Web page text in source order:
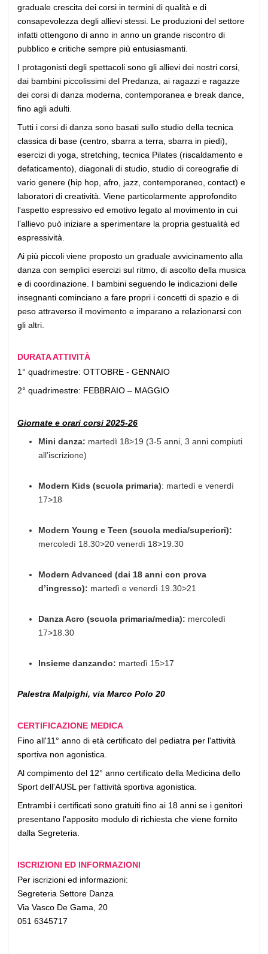
graduale crescita dei corsi in termini di qualità e di
consapevolezza degli allievi stessi. Le produzioni del settore
infatti ottengono di anno in anno un grande riscontro di
pubblico e critiche sempre più entusiasmanti.
I protagonisti degli spettacoli sono gli allievi dei nostri corsi,
dai bambini piccolissimi del Predanza, ai ragazzi e ragazze
dei corsi di danza moderna, contemporanea e break dance,
fino agli adulti.
Tutti i corsi di danza sono basati sullo studio della tecnica
classica di base (centro, sbarra a terra, sbarra in piedi),
esercizi di yoga, stretching, tecnica Pilates (riscaldamento e
defaticamento), diagonali di studio, studio di coreografie di
vario genere (hip hop, afro, jazz, contemporaneo, contact) e
laboratori di creatività. Viene particolarmente approfondito
l'aspetto espressivo ed emotivo legato al movimento in cui
l’allievo può iniziare a sperimentare la propria gestualità ed
espressività.
Ai più piccoli viene proposto un graduale avvicinamento alla
danza con semplici esercizi sul ritmo, di ascolto della musica
e di coordinazione. I bambini seguendo le indicazioni delle
insegnanti cominciano a fare propri i concetti di spazio e di
peso attraverso il movimento e imparano a relazionarsi con
gli altri.
DURATA ATTIVITÀ
1° quadrimestre: OTTOBRE - GENNAIO
2° quadrimestre: FEBBRAIO – MAGGIO
Giornate e orari corsi 2025-26
Mini danza: martedì 18>19 (3-5 anni, 3 anni compiuti
all’iscrizione)
Modern Kids (scuola primaria): martedì e venerdì
17>18
Modern Young e Teen (scuola media/superiori):
mercoledì 18.30>20 venerdì 18>19.30
Modern Advanced (dai 18 anni con prova
d’ingresso): martedì e venerdì 19.30>21
Danza Acro (scuola primaria/media): mercoledì
17>18.30
Insieme danzando: martedì 15>17
Palestra Malpighi, via Marco Polo 20
CERTIFICAZIONE MEDICA
Fino all'11° anno di età certificato del pediatra per l'attività
sportiva non agonistica.
Al compimento del 12° anno certificato della Medicina dello
Sport dell'AUSL per l'attività sportiva agonistica.
Entrambi i certificati sono gratuiti fino ai 18 anni se i genitori
presentano l'apposito modulo di richiesta che viene fornito
dalla Segreteria.
ISCRIZIONI ED INFORMAZIONI
Per iscrizioni ed informazioni:
Segreteria Settore Danza
Via Vasco De Gama, 20
051 6345717